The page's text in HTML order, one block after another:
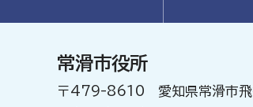
常滑市役所
〒479-8610 愛知県常滑市飛